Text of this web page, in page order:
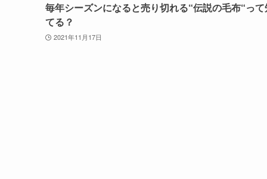
毎年シーズンになると売り切れる“伝説の毛布“っ
てる？
2021年11月17日